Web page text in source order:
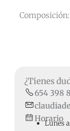
¿Tienes
654 398
Horario
Lunes a